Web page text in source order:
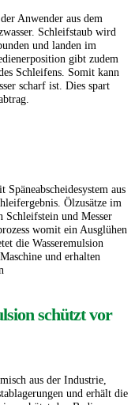
Anwender aus dem
Schleifstaub wird
und landen im
gibt zudem
Schleifens. Somit kann
scharf ist. Dies spart
aus
Ölzusätze im
Schleifstein und Messer
womit ein Ausglühen
die Wasseremulsion
und erhalten
schützt vor
aus der Industrie,
und erhält die